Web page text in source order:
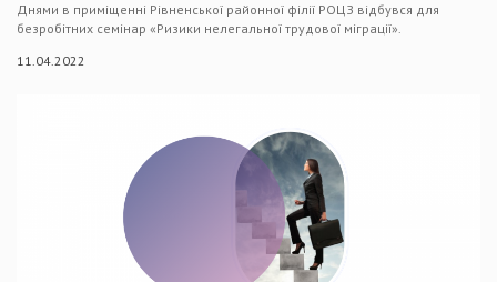
Днями в приміщенні Рівненської районної філії РОЦЗ відбувся для
безробітних семінар «Ризики нелегальної трудової міграції».
11.04.2022